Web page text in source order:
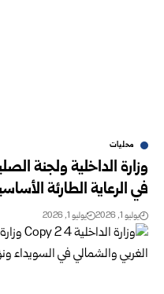
محليات
وزارة الداخلية ولجنة
‏في الرعاية الطارئة
يوليو 1, 2026 يوليو 1, 2026